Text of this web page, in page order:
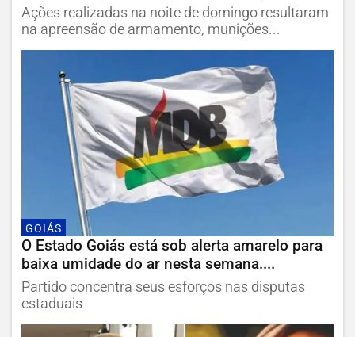
Ações realizadas na noite de domingo resultaram
na apreensão de armamento, munições...
GOIÁS
O Estado Goiás está sob alerta amarelo para
baixa umidade do ar nesta semana....
Partido concentra seus esforços nas disputas
estaduais